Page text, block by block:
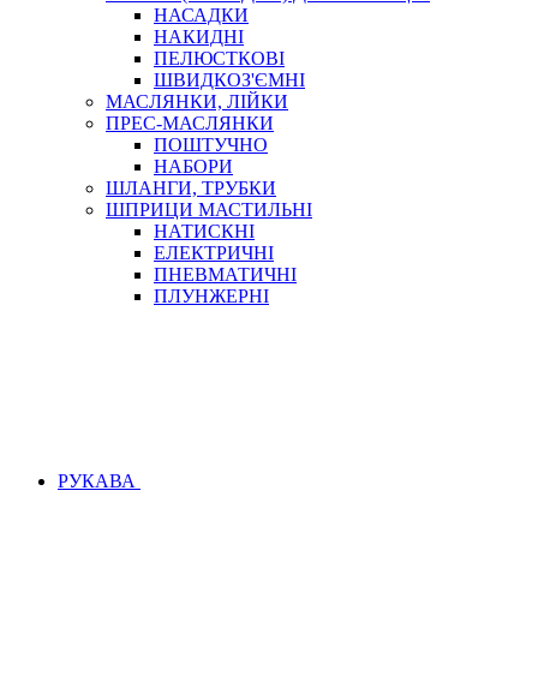
НАСАДКИ
НАКИДНІ
ПЕЛЮСТКОВІ
ШВИДКОЗ'ЄМНІ
МАСЛЯНКИ, ЛІЙКИ
ПРЕС-МАСЛЯНКИ
ПОШТУЧНО
НАБОРИ
ШЛАНГИ, ТРУБКИ
ШПРИЦИ МАСТИЛЬНІ
НАТИСКНІ
ЕЛЕКТРИЧНІ
ПНЕВМАТИЧНІ
ПЛУНЖЕРНІ
РУКАВА